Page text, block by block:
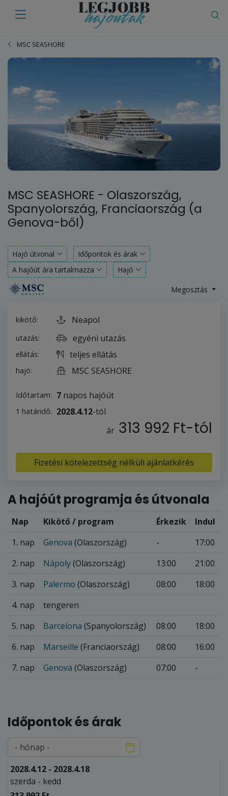
MSC SEASHORE
MSC SEASHORE - Olaszország,
Spanyolország, Franciaország (a
Genova-ből)
Hajó útvonal
Időpontok és árak
A hajóút ára tartalmazza
Hajó
Megosztás
kikötő: Neapol
utazás: egyéni utazás
ellátás: teljes ellátás
hajó: MSC SEASHORE
Időtartam: 7 napos hajóút
1 határidő: 2028.4.12-tól
ár 313 992 Ft-tól
Fizetési kötelezettség nélküli ajánlatkérés
A hajóút programja és útvonala
Nap Kikötő / program Érkezik
Indul
1. nap
Genova (Olaszország) -
17:00
2. nap
Nápoly(Olaszország) 13:00
21:00
3. nap
Palermo (Olaszország) 08:00
18:00
4. nap
tengeren
5. nap
Barcelona (Spanyolország) 08:00
18:00
6. nap
Marseille (Franciaország) 08:00
16:00
7. nap
Genova (Olaszország) 07:00 -
Időpontok és árak
2028.4.12 - 2028.4.18
szerda - kedd